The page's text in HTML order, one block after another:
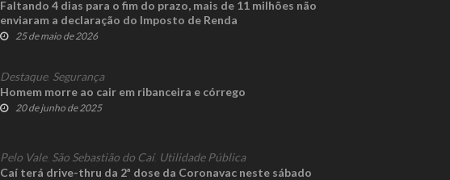
Faltando 4 dias para o fim do prazo, mais de 11 milhões não
enviaram a declaração do Imposto de Renda
25 de maio de 2026
Destaque, Segurança
Homem morre ao cair em ribanceira e córrego
20 de junho de 2025
Pelo Vale, São Sebastião do Caí, Utilidade Pública
Caí terá drive-thru da 2ª dose da Coronavac neste sábado